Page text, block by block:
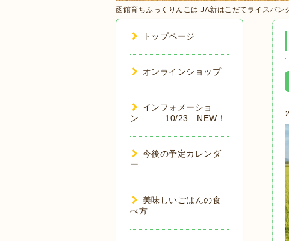
函館育ちふっくりんこは JA新はこだてライスバ
トップページ
オンラインショップ
インフォメーショ
ン 10/23 NEW！
今後の予定カレンダ
ー
美味しいごはんの食
べ方